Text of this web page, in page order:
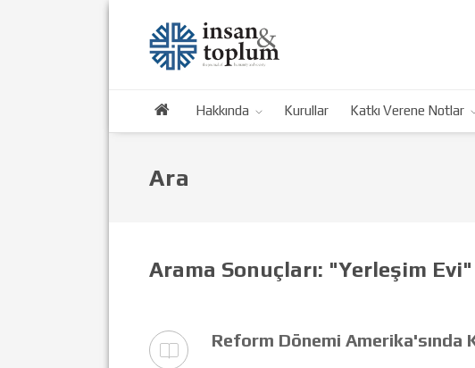
Hakkında Kurullar Katkı Verene Notlar
Ara
Arama Sonuçları: "Yerleşim Evi"
Reform Dönemi Amerika'sında